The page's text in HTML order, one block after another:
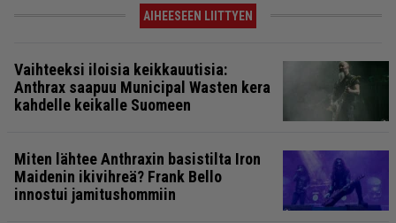
AIHEESEEN LIITTYEN
Vaihteeksi iloisia keikkauutisia:
Anthrax saapuu Municipal Wasten kera
kahdelle keikalle Suomeen
Miten lähtee Anthraxin basistilta Iron
Maidenin ikivihreä? Frank Bello
innostui jamitushommiin